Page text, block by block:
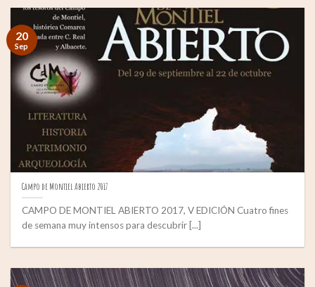
Campo de Montiel Abierto 2017
CAMPO DE MONTIEL ABIERTO 2017, V EDICIÓN Cuatro fines
de semana muy intensos para descubrir [...]
20
Sep